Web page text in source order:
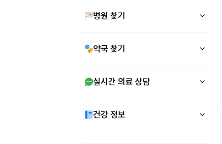
병원 찾기
약국 찾기
실시간 의료 상담
건강 정보